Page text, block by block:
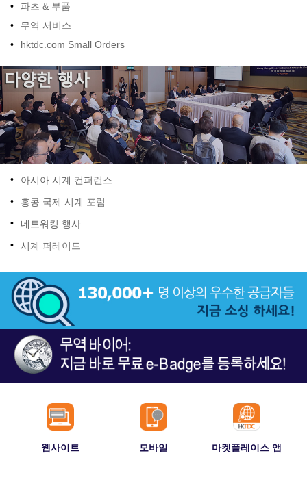
•
파츠 & 부품
•
무역 서비스
•
hktdc.com Small Orders
•
아시아 시계 컨퍼런스
•
홍콩 국제 시계 포럼
•
네트워킹 행사
•
시계 퍼레이드
웹사이트 모바일 마켓플레이스 앱